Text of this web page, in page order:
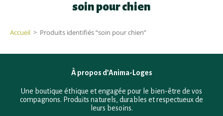
soin pour chien
Accueil > Produits identifiés “soin pour chien”
À propos d’Anima-Loges
Une boutique éthique et engagée pour le bien-être de vos
compagnons. Produits naturels, durables et respectueux de
leurs besoins.